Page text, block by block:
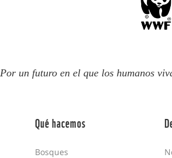
Por un futuro en el que los humanos
Qué hacemos
Bosques